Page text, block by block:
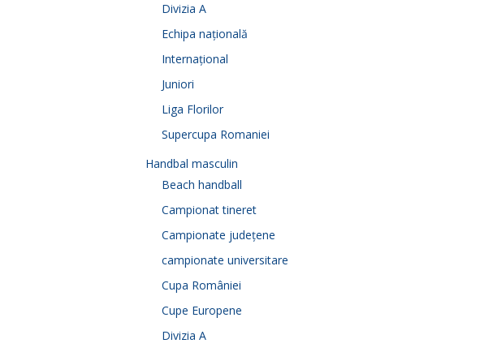
Divizia A
Echipa națională
Internațional
Juniori
Liga Florilor
Supercupa Romaniei
Handbal masculin
Beach handball
Campionat tineret
Campionate județene
campionate universitare
Cupa României
Cupe Europene
Divizia A